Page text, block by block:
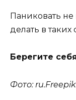
Паниковать не
делать в таких
Берегите
Фото: